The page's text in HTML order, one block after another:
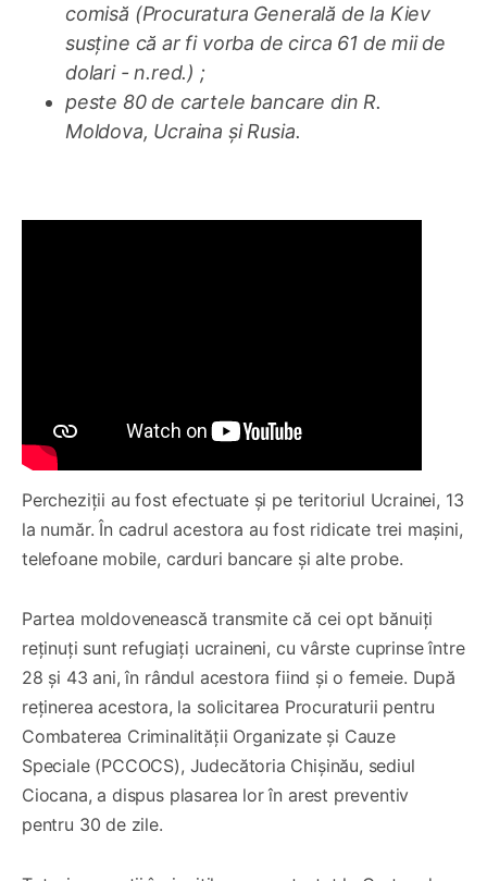
comisă (Procuratura Generală de la Kiev
susține că ar fi vorba de circa 61 de mii de
dolari - n.red.) ;
peste 80 de cartele bancare din R.
Moldova, Ucraina și Rusia.
Percheziții au fost efectuate și pe teritoriul Ucrainei, 13
la număr. În cadrul acestora au fost ridicate trei mașini,
telefoane mobile, carduri bancare și alte probe.
Partea moldovenească transmite că cei opt bănuiți
reținuți sunt refugiați ucraineni, cu vârste cuprinse între
28 și 43 ani, în rândul acestora fiind și o femeie. După
reținerea acestora, la solicitarea Procuraturii pentru
Combaterea Criminalității Organizate și Cauze
Speciale (PCCOCS), Judecătoria Chișinău, sediul
Ciocana, a dispus plasarea lor în arest preventiv
pentru 30 de zile.